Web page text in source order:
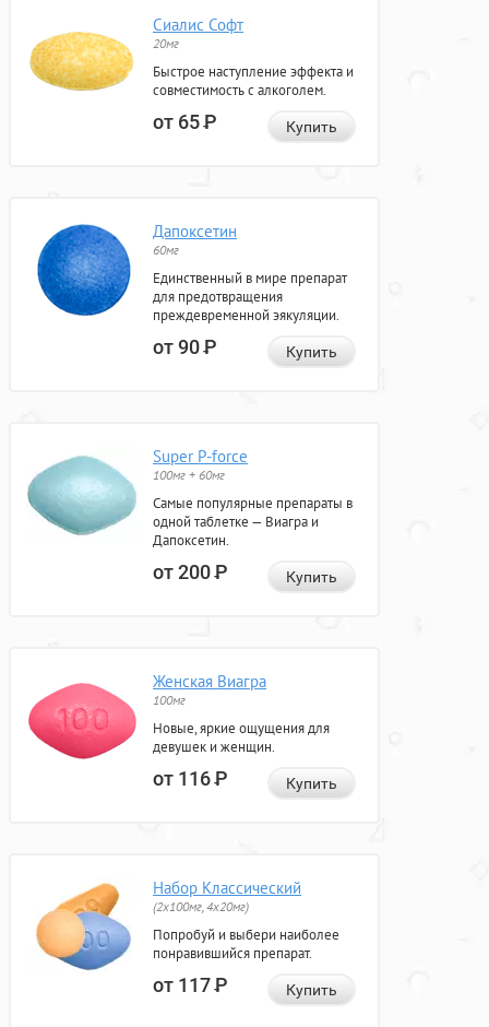
Сиалис Софт
20мг
Быстрое наступление эффекта и
совместимость с алкоголем.
от 65Р Купить
Дапоксетин
60мг
Единственный в мире препарат
для предотвращения
преждевременной эякуляции.
от 90Р Купить
Super P-force
100мг + 60мг
Самые популярные препараты в
одной таблетке — Виагра и
Дапоксетин.
от 200Р Купить
Женская Виагра
100мг
Новые, яркие ощущения для
девушек и женщин.
от 116Р Купить
Набор Классический
(2x100мг, 4x20мг)
Попробуй и выбери наиболее
понравившийся препарат.
от 117Р Купить